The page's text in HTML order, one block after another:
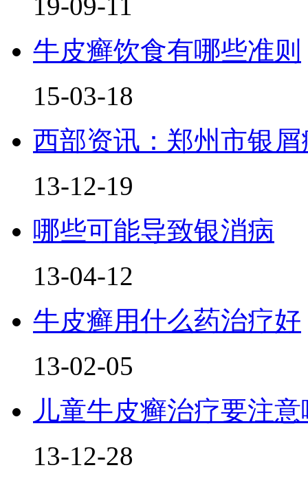
牛皮癣饮食有哪些准则
15-03-18
西部资讯：郑州市银
13-12-19
哪些可能导致银消病
13-04-12
牛皮癣用什么药治疗好
13-02-05
儿童牛皮癣治疗要注
13-12-28